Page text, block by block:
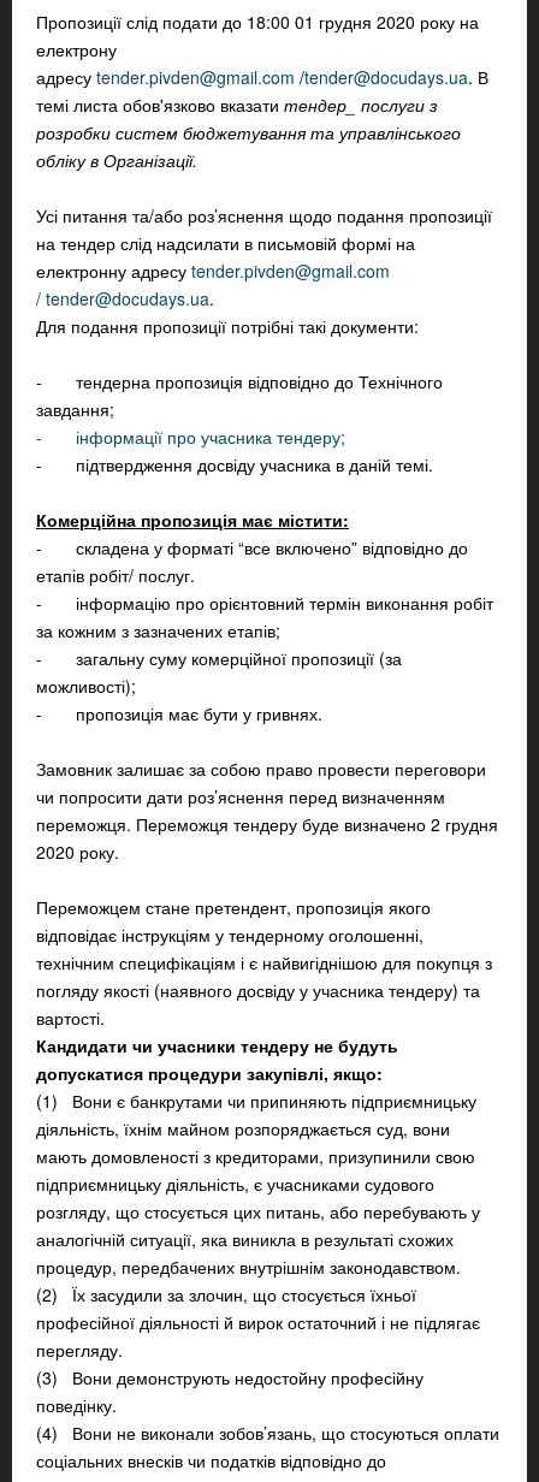
Пропозиції слід подати до 18:00 01 грудня 2020 року на
електрону
адресу tender.pivden@gmail.com /tender@docudays.ua. В
темі листа обов'язково вказати тендер_ послуги з
розробки систем бюджетування та управлінського
обліку в Організації.
Усі питання та/або роз’яснення щодо подання пропозиції
на тендер слід надсилати в письмовій формі на
електронну адресу tender.pivden@gmail.com
/ tender@docudays.ua.
Для подання пропозиції потрібні такі документи:
- тендерна пропозиція відповідно до Технічного
завдання;
- інформації про учасника тендеру;
- підтвердження досвіду учасника в даній темі.
Комерційна пропозиція має містити:
- складена у форматі “все включено” відповідно до
етапів робіт/ послуг.
- інформацію про орієнтовний термін виконання робіт
за кожним з зазначених етапів;
- загальну суму комерційної пропозиції (за
можливості);
- пропозиція має бути у гривнях.
Замовник залишає за собою право провести переговори
чи попросити дати роз’яснення перед визначенням
переможця. Переможця тендеру буде визначено 2 грудня
2020 року.
Переможцем стане претендент, пропозиція якого
відповідає інструкціям у тендерному оголошенні,
технічним специфікаціям і є найвигіднішою для покупця з
погляду якості (наявного досвіду у учасника тендеру) та
вартості.
Кандидати чи учасники тендеру не будуть
допускатися процедури закупівлі, якщо:
(1) Вони є банкрутами чи припиняють підприємницьку
діяльність, їхнім майном розпоряджається суд, вони
мають домовленості з кредиторами, призупинили свою
підприємницьку діяльність, є учасниками судового
розгляду, що стосується цих питань, або перебувають у
аналогічній ситуації, яка виникла в результаті схожих
процедур, передбачених внутрішнім законодавством.
(2) Їх засудили за злочин, що стосується їхньої
професійної діяльності й вирок остаточний і не підлягає
перегляду.
(3) Вони демонструють недостойну професійну
поведінку.
(4) Вони не виконали зобов’язань, що стосуються оплати
соціальних внесків чи податків відповідно до